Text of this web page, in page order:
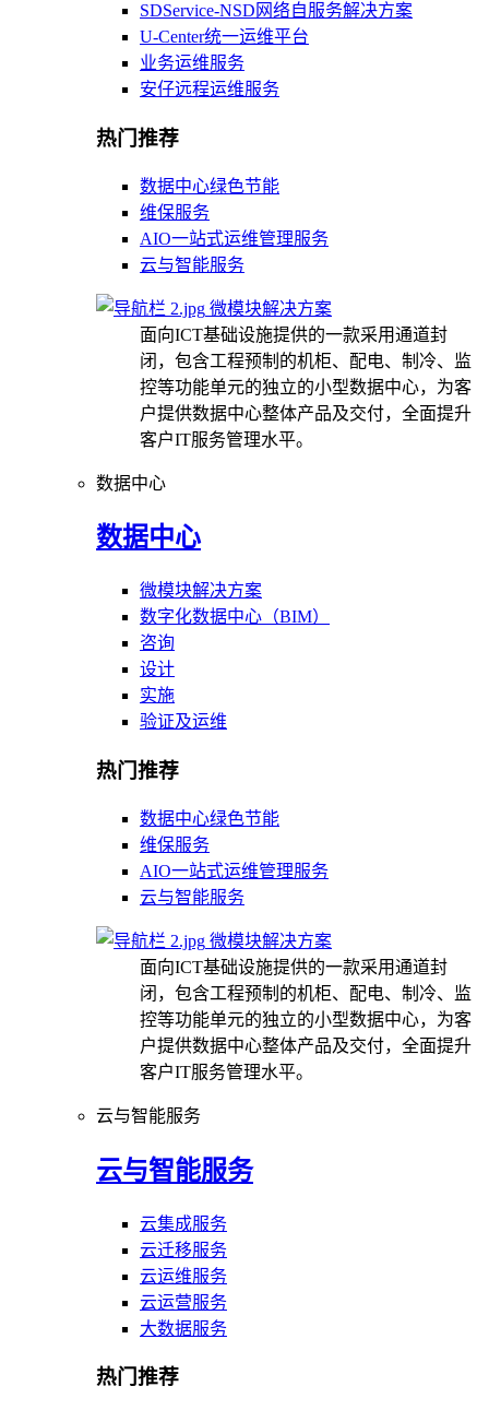
SDService-NSD网络自服务解决方案
U-Center统一运维平台
业务运维服务
安仔远程运维服务
热门推荐
数据中心绿色节能
维保服务
AIO一站式运维管理服务
云与智能服务
微模块解决方案
面向ICT基础设施提供的一款采用通道封
闭，包含工程预制的机柜、配电、制冷、监
控等功能单元的独立的小型数据中心，为客
户提供数据中心整体产品及交付，全面提升
客户IT服务管理水平。
数据中心
数据中心
微模块解决方案
数字化数据中心（BIM）
咨询
设计
实施
验证及运维
热门推荐
数据中心绿色节能
维保服务
AIO一站式运维管理服务
云与智能服务
微模块解决方案
面向ICT基础设施提供的一款采用通道封
闭，包含工程预制的机柜、配电、制冷、监
控等功能单元的独立的小型数据中心，为客
户提供数据中心整体产品及交付，全面提升
客户IT服务管理水平。
云与智能服务
云与智能服务
云集成服务
云迁移服务
云运维服务
云运营服务
大数据服务
热门推荐